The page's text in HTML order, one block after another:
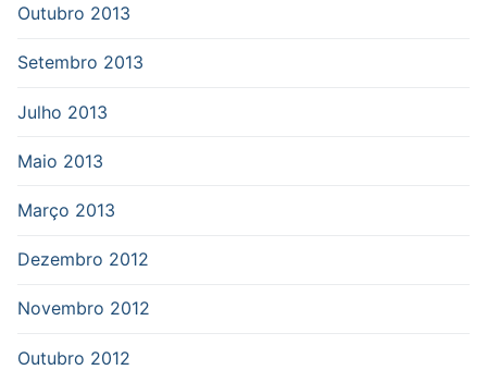
Outubro 2013
Setembro 2013
Julho 2013
Maio 2013
Março 2013
Dezembro 2012
Novembro 2012
Outubro 2012